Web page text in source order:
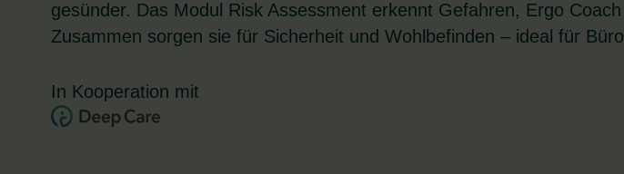
gesünder. Das Modul Risk Assessment erkennt Gefahren, Ergo
Zusammen sorgen sie für Sicherheit und Wohlbefinden – ideal für
In Kooperation mit